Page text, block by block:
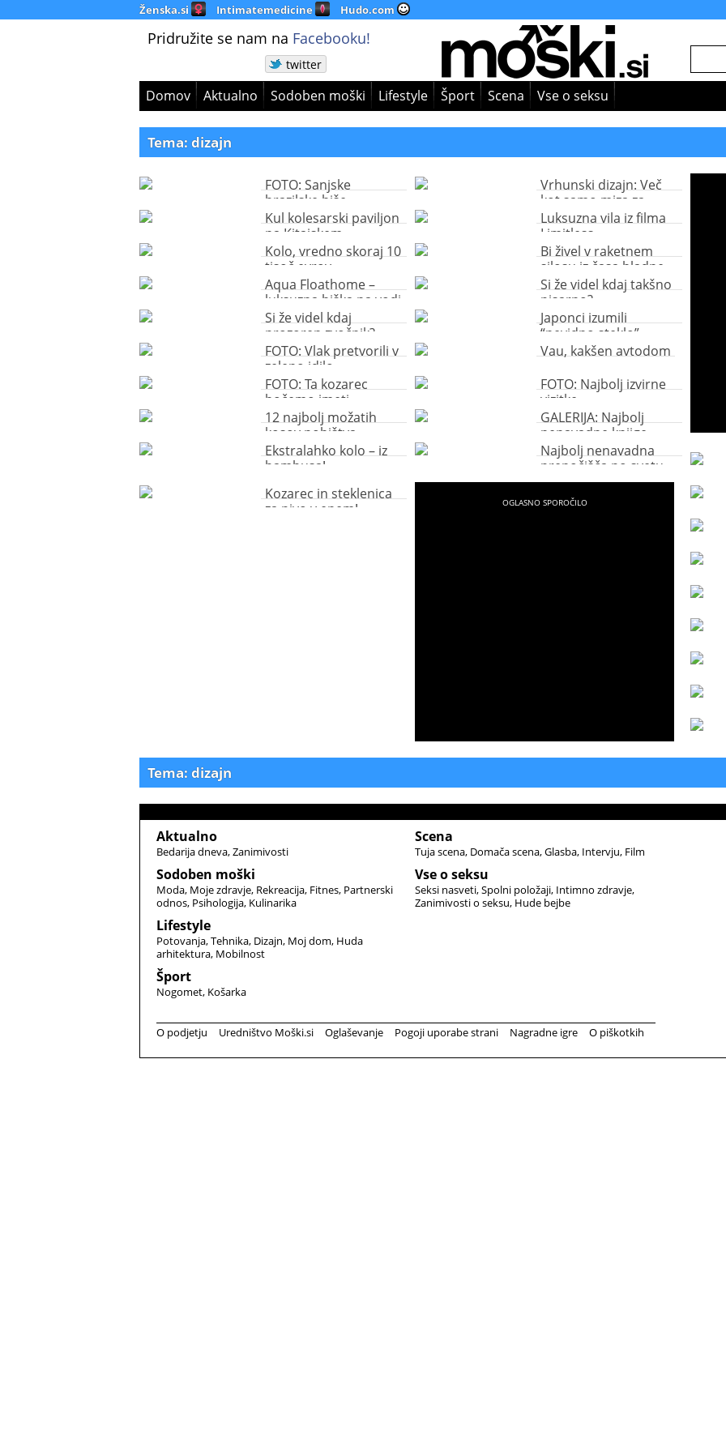
Ženska.si Intimatemedicine Hudo.com
Pridružite se nam na Facebooku!
twitter
Domov Aktualno Sodoben moški Lifestyle Šport Scena Vse o seksu
Tema: dizajn
FOTO: Sanjske
brazilske hiše
Vrhunski dizajn: Več
kot samo miza za
namizni tenis
Kul kolesarski paviljon
na Kitajskem
Luksuzna vila iz filma
Limitless
Kolo, vredno skoraj 10
tisoč evrov
Bi živel v raketnem
silosu iz časa hladne
vojne?
Aqua Floathome –
luksuzna hiška na vodi
Si že videl kdaj takšno
pisarno?
Si že videl kdaj
prozoren zvočnik?
Japonci izumili
“nevidno steklo”
FOTO: Vlak pretvorili v
zeleno idilo
Vau, kakšen avtodom
FOTO: Ta kozarec
hočemo imeti
FOTO: Najbolj izvirne
vizitke
12 najbolj možatih
kosov pohištva
GALERIJA: Najbolj
nenavadne knjige
Ekstralahko kolo – iz
bambusa!
Najbolj nenavadna
prenočišča po svetu
Kozarec in steklenica
za pivo v enem!
Tema: dizajn
Aktualno
Bedarija dneva Zanimivosti
Sodoben moški
Moda Moje zdravje Rekreacija Fitnes Partnerski
odnos Psihologija Kulinarika
Lifestyle
Potovanja Tehnika Dizajn Moj dom Huda
arhitektura Mobilnost
Šport
Nogomet Košarka
Scena
Tuja scena Domača scena Glasba Intervju Film
Vse o seksu
Seksi nasveti Spolni položaji Intimno zdravje
Zanimivosti o seksu Hude bejbe
O podjetju Uredništvo Moški.si Oglaševanje Pogoji uporabe strani Nagradne igre O piškotkih